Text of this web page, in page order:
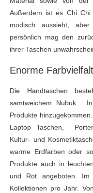
Außerdem ist es Chi Chi
modisch aussieht,
persönlich mag den
ihrer Taschen
Enorme
Die Handtaschen
samtweichem Nubuk.
Produkte
Laptop Taschen,
Kultur- und
warme Erdfarben oder
Produkte auch in
und Rot angeboten. Im
Kollektionen pro Jahr.